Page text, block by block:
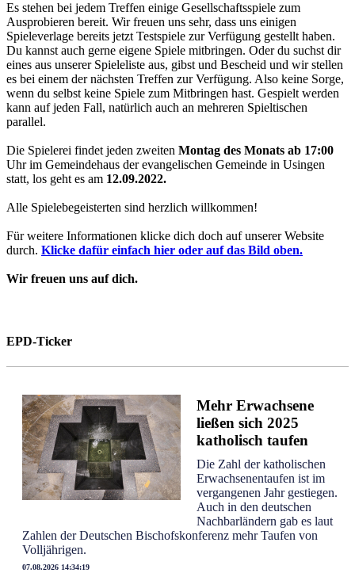
Es stehen bei jedem Treffen einige Gesellschaftsspiele zum
Ausprobieren bereit. Wir freuen uns sehr, dass uns einigen
Spieleverlage bereits jetzt Testspiele zur Verfügung gestellt haben.
Du kannst auch gerne eigene Spiele mitbringen. Oder du suchst dir
eines aus unserer Spieleliste aus, gibst und Bescheid und wir stellen
es bei einem der nächsten Treffen zur Verfügung. Also keine Sorge,
wenn du selbst keine Spiele zum Mitbringen hast. Gespielt werden
kann auf jeden Fall, natürlich auch an mehreren Spieltischen
parallel.
Die Spielerei findet jeden zweiten Montag des Monats ab 17:00
Uhr im Gemeindehaus der evangelischen Gemeinde in Usingen
statt, los geht es am 12.09.2022.
Alle Spielebegeisterten sind herzlich willkommen!
Für weitere Informationen klicke dich doch auf unserer Website
durch. Klicke dafür einfach hier oder auf das Bild oben.
Wir freuen uns auf dich.
EPD-Ticker
Mehr Erwachsene
ließen sich 2025
katholisch taufen
Die Zahl der katholischen
Erwachsenentaufen ist im
vergangenen Jahr gestiegen.
Auch in den deutschen
Nachbarländern gab es laut
Zahlen der Deutschen Bischofskonferenz mehr Taufen von
Volljährigen.
07.08.2026 14:34:19